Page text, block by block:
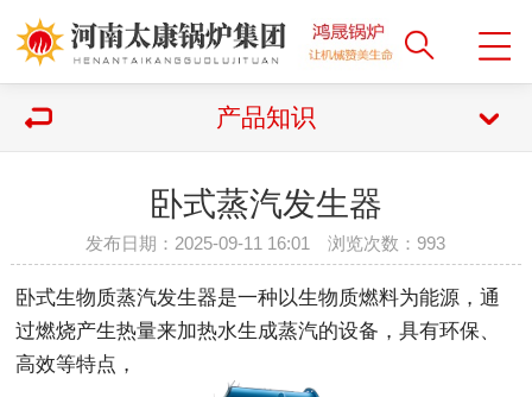
产品知识
卧式蒸汽发生器
发布日期：2025-09-11 16:01 浏览次数： 993
卧式生物质蒸汽发生器是一种以生物质燃料为能源，通
过燃烧产生热量来加热水生成蒸汽的设备，具有环保、
高效等特点，